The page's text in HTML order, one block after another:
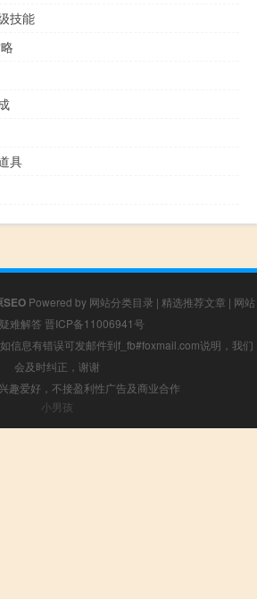
技能
具
SEOPowered by 网站分类目录 | 精选推荐文章 | 网站
疑难解答 晋ICP备11006941号
信息有错误可发邮件到f_fb#foxmail.com说明，我们
会及时纠正，谢谢
趣爱好，不接盈利性广告及商业合作
小男孩